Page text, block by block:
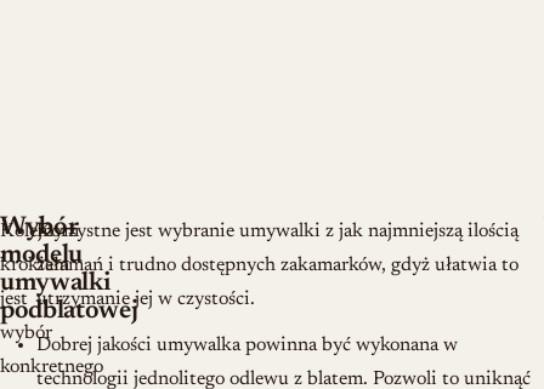
Wybór
modelu
umywalki
podblatowej
Kolejnym
krokiem
jest
wybór
konkretnego
Korzystne jest wybranie umywalki z jak najmniejszą ilością
załamań i trudno dostępnych zakamarków, gdyż ułatwia to
utrzymanie jej w czystości.
Dobrej jakości umywalka powinna być wykonana w
technologii jednolitego odlewu z blatem. Pozwoli to uniknąć